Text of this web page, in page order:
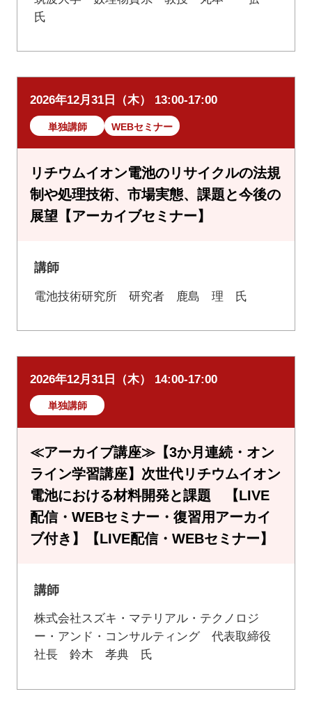
氏
2026年12月31日（木） 13:00-17:00
単独講師 WEBセミナー
リチウムイオン電池のリサイクルの法規
制や処理技術、市場実態、課題と今後の
展望【アーカイブセミナー】
講師
電池技術研究所 研究者 鹿島 理 氏
2026年12月31日（木） 14:00-17:00
単独講師
≪アーカイブ講座≫【3か月連続・オン
ライン学習講座】次世代リチウムイオン
電池における材料開発と課題 【LIVE
配信・WEBセミナー・復習用アーカイ
ブ付き】【LIVE配信・WEBセミナー】
講師
株式会社スズキ・マテリアル・テクノロジ
ー・アンド・コンサルティング 代表取締役
社長 鈴木 孝典 氏